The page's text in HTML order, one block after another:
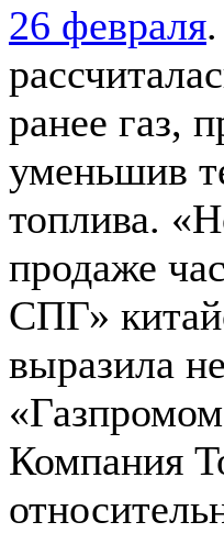
26 февраля
ранее газ,
уменьшив
топлива.
продаже
СПГ»
выразила
Компания